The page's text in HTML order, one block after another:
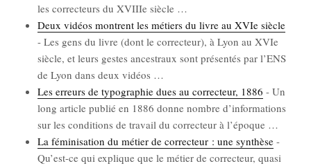
les cor­rec­teurs du XVIIIe siècle …
Deux vidéos montrent les métiers du livre au XVIe siècle
- Les gens du livre (dont le cor­rec­teur), à Lyon au XVIe
siècle, et leurs gestes ances­traux sont pré­sen­tés par l’ENS
de Lyon dans deux vidéos …
Les erreurs de typo­gra­phie dues au cor­rec­teur, 1886 - Un
long article publié en 1886 donne nombre d’in­for­ma­tions
sur les condi­tions de tra­vail du cor­rec­teur à l’é­poque …
La fémi­ni­sa­tion du métier de cor­rec­teur : une syn­thèse -
Qu’est-ce qui explique que le métier de cor­rec­teur, qua­si